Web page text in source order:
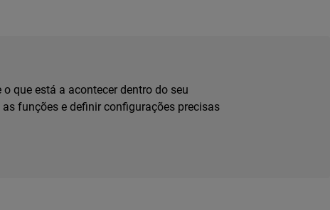
que está a acontecer dentro do seu
funções e definir configurações precisas